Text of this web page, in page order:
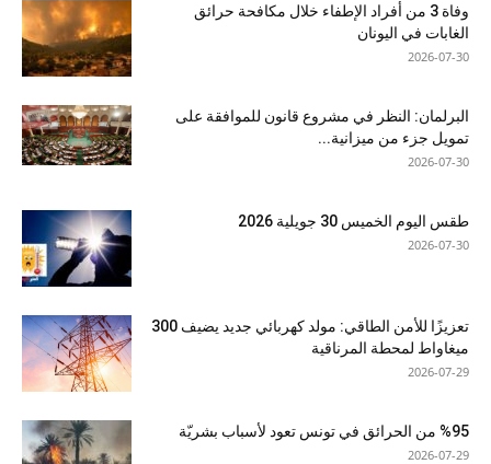
وفاة 3 من أفراد الإطفاء خلال مكافحة حرائق
الغابات في اليونان
2026-07-30
البرلمان: النظر في مشروع قانون للموافقة على
تمويل جزء من ميزانية...
2026-07-30
طقس اليوم الخميس 30 جويلية 2026
2026-07-30
تعزيزًا للأمن الطاقي: مولد كهربائي جديد يضيف 300
ميغاواط لمحطة المرناقية
2026-07-29
%95 من الحرائق في تونس تعود لأسباب بشريّة
2026-07-29